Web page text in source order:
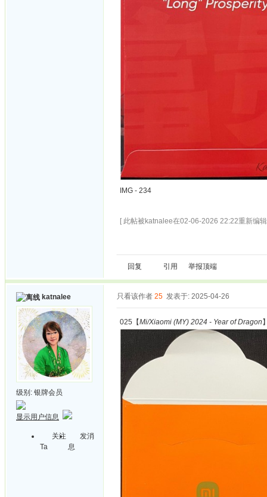
IMG - 234
[ 此帖被katnalee在02-06-2026 22:22重新编
回复 引用 举报顶端
katnalee
级别: 银牌会员
显示用户信息
关注
Ta
发消
息
只看该作者 25 发表于: 2025-04-26
025【Mi/Xiaomi (MY) 2024 - Year of Dragon